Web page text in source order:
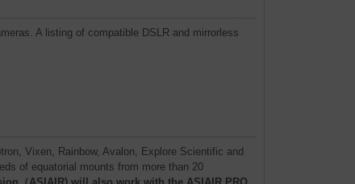
A listing of compatible DSLR and mirrorless
Vixen, Rainbow, Avalon, Explore Scientific and
of equatorial mounts from more than 20
（ASIAIR) will also work with the ASIAIR PRO,